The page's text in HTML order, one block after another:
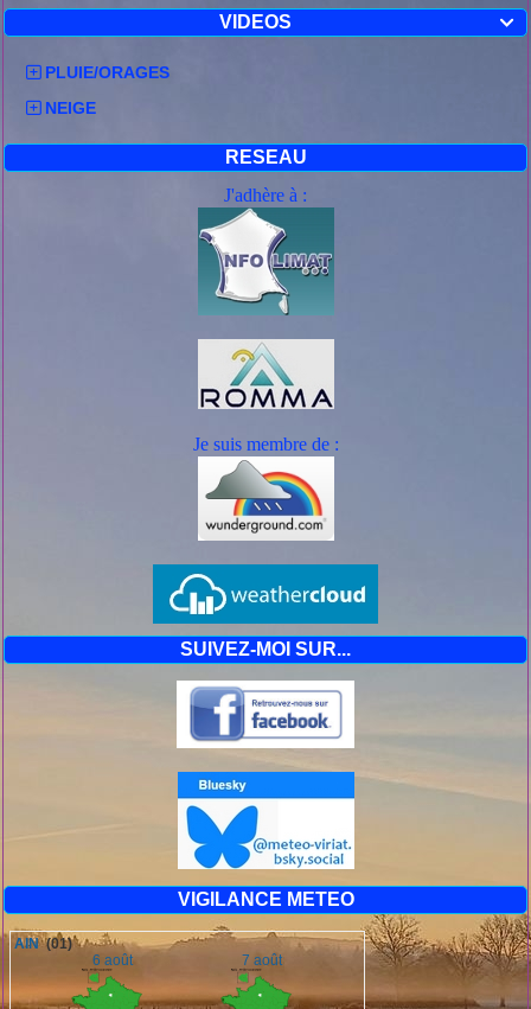

VIDEOS
PLUIE/ORAGES
NEIGE
RESEAU
J'adhère à :
Je suis membre de :
SUIVEZ-MOI SUR...
VIGILANCE METEO